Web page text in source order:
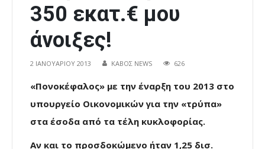
350 εκατ.€ μου
άνοιξες!
2 ΙΑΝΟΥΑΡΊΟΥ 2013 ΚΑΒΟΣ NEWS 626
«Πονοκέφαλος» με την έναρξη του 2013 στο
υπουργείο Οικονομικών για την «τρύπα»
στα έσοδα από τα τέλη κυκλοφορίας.
Αν και το προσδοκώμενο ήταν 1,25 δισ.